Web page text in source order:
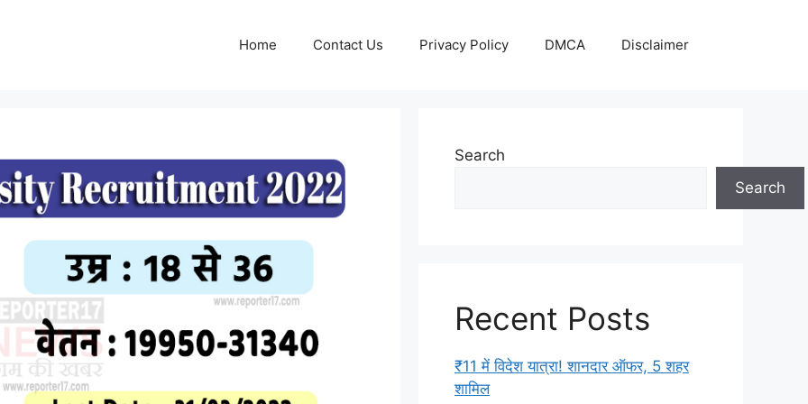
Home Contact Us Privacy Policy DMCA Disclaimer
Search
Search
Recent Posts
₹11 में विदेश यात्रा! शानदार ऑफर, 5 शहर
शामिल